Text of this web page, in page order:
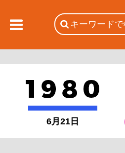
6月21日